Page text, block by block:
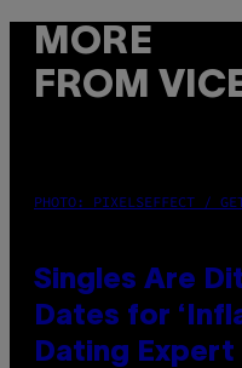
MORE
FROM
PHOTO: PIXELSEFFECT /
Singles Are
Dates for
Dating